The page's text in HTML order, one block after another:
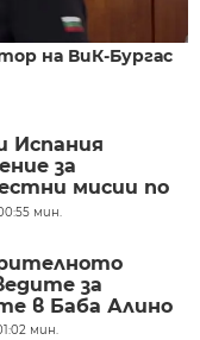
на ВиК-Бургас
Испания
за
мисии по
мин.
за
в Баба Алино
мин.